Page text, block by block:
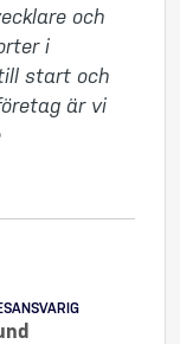
och
i
start och
är vi